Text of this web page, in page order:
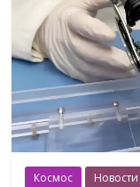
Космос Новости